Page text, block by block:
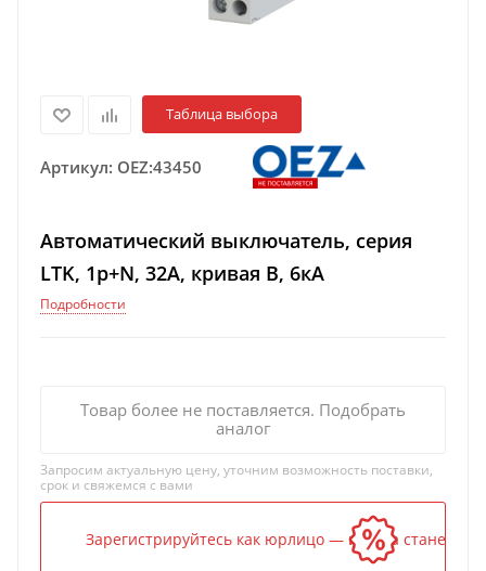
Таблица выбора
Артикул: OEZ:43450
Автоматический выключатель, серия
LTK, 1p+N, 32А, кривая B, 6кА
Подробности
Товар более не поставляется. Подобрать
аналог
Запросим актуальную цену, уточним возможность поставки,
срок и свяжемся с вами
Зарегистрируйтесь как юрлицо — и цена станет